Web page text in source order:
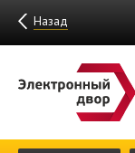
Назад